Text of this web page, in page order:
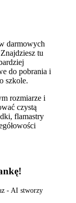
darmowych
tu
do pobrania i
szkole.
rozmiarze i
czystą
flamastry
- AI stworzy